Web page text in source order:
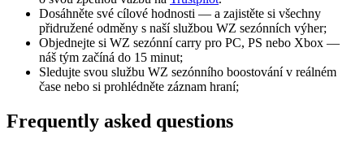
Dosáhněte své cílové hodnosti — a zajistěte si všechny
přidružené odměny s naší službou WZ sezónních výher;
Objednejte si WZ sezónní carry pro PC, PS nebo Xbox —
náš tým začíná do 15 minut;
Sledujte svou službu WZ sezónního boostování v reálném
čase nebo si prohlédněte záznam hraní;
Frequently asked questions